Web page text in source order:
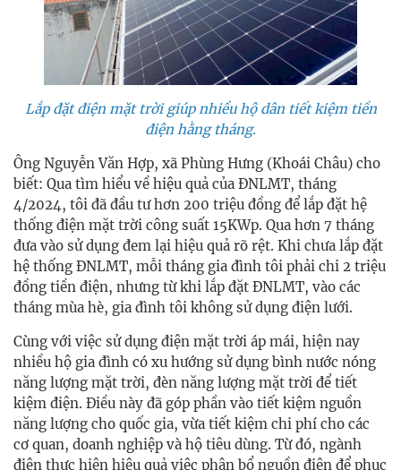
Lắp đặt điện mặt trời giúp nhiều hộ dân tiết kiệm tiền
điện hằng tháng.
Ông Nguyễn Văn Hợp, xã Phùng Hưng (Khoái Châu) cho
biết: Qua tìm hiểu về hiệu quả của ĐNLMT, tháng
4/2024, tôi đã đầu tư hơn 200 triệu đồng để lắp đặt hệ
thống điện mặt trời công suất 15KWp. Qua hơn 7 tháng
đưa vào sử dụng đem lại hiệu quả rõ rệt. Khi chưa lắp đặt
hệ thống ĐNLMT, mỗi tháng gia đình tôi phải chi 2 triệu
đồng tiền điện, nhưng từ khi lắp đặt ĐNLMT, vào các
tháng mùa hè, gia đình tôi không sử dụng điện lưới.
Cùng với việc sử dụng điện mặt trời áp mái, hiện nay
nhiều hộ gia đình có xu hướng sử dụng bình nước nóng
năng lượng mặt trời, đèn năng lượng mặt trời để tiết
kiệm điện. Điều này đã góp phần vào tiết kiệm nguồn
năng lượng cho quốc gia, vừa tiết kiệm chi phí cho các
cơ quan, doanh nghiệp và hộ tiêu dùng. Từ đó, ngành
điện thực hiện hiệu quả việc phân bổ nguồn điện để phục